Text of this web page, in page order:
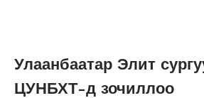
Улаанбаатар Элит
ЦУНБХТ-д зочиллоо